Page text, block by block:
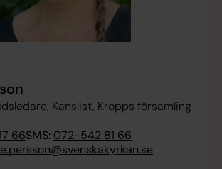
Kanslist, Kropps församling
66SMS: 072-542 81 66